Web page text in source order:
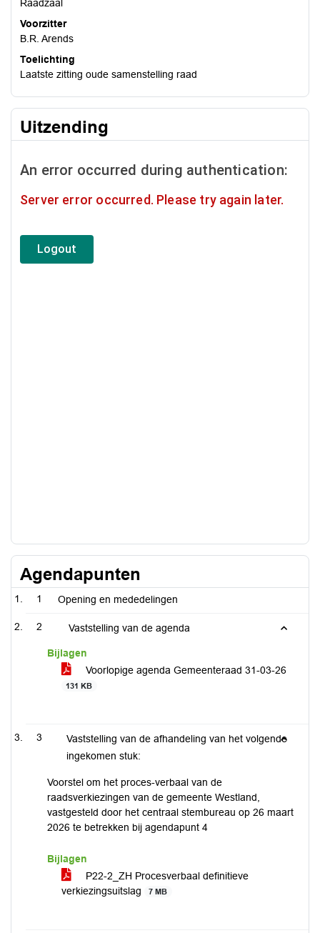
Raadzaal
Voorzitter
B.R. Arends
Toelichting
Laatste zitting oude samenstelling raad
Uitzending
Agendapunten
1 Opening en mededelingen
2 Vaststelling van de agenda
Bijlagen
Voorlopige agenda Gemeenteraad 31-03-26
131 KB
3
Vaststelling van de afhandeling van het volgende
ingekomen stuk:
Voorstel om het proces-verbaal van de
raadsverkiezingen van de gemeente Westland,
vastgesteld door het centraal stembureau op 26 maart
2026 te betrekken bij agendapunt 4
Bijlagen
P22-2_ZH Procesverbaal definitieve
verkiezingsuitslag
7 MB